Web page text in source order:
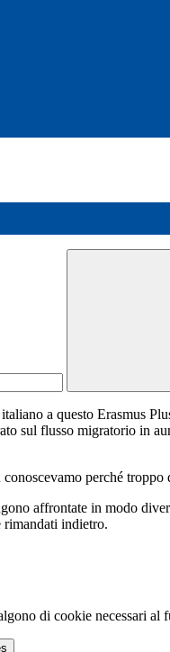
a questo Erasmus
sul flusso migratorio in
perché
affrontate in modo
rimandati indietro.
di cookie necessari